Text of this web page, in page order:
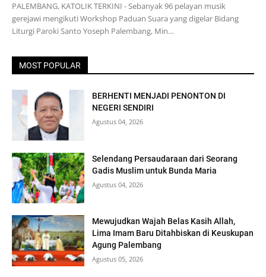
PALEMBANG, KATOLIK TERKINI - Sebanyak 96 pelayan musik
gerejawi mengikuti Workshop Paduan Suara yang digelar Bidang
Liturgi Paroki Santo Yoseph Palembang, Min…
MOST POPULAR
BERHENTI MENJADI PENONTON DI
NEGERI SENDIRI
Agustus 04, 2026
Selendang Persaudaraan dari Seorang
Gadis Muslim untuk Bunda Maria
Agustus 04, 2026
Mewujudkan Wajah Belas Kasih Allah,
Lima Imam Baru Ditahbiskan di Keuskupan
Agung Palembang
Agustus 05, 2026